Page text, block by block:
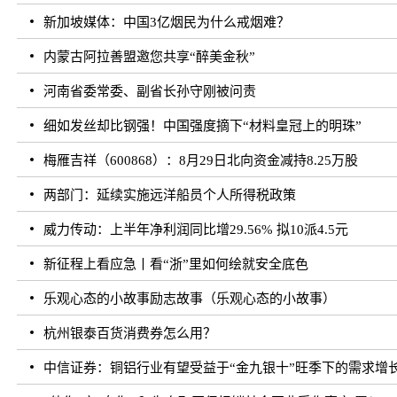
新加坡媒体：中国3亿烟民为什么戒烟难？
内蒙古阿拉善盟邀您共享“醉美金秋”
河南省委常委、副省长孙守刚被问责
细如发丝却比钢强！中国强度摘下“材料皇冠上的明珠”
梅雁吉祥（600868）：8月29日北向资金减持8.25万股
两部门：延续实施远洋船员个人所得税政策
威力传动：上半年净利润同比增29.56% 拟10派4.5元
新征程上看应急丨看“浙”里如何绘就安全底色
乐观心态的小故事励志故事（乐观心态的小故事）
杭州银泰百货消费券怎么用？
中信证券：铜铝行业有望受益于“金九银十”旺季下的需求增